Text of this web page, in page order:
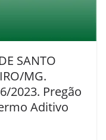
SANTO
MG.
2023. Pregão
Aditivo